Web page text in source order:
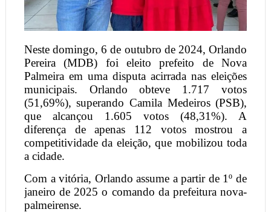
Neste domingo, 6 de outubro de 2024, Orlando
Pereira (MDB) foi eleito prefeito de Nova
Palmeira em uma disputa acirrada nas eleições
municipais. Orlando obteve 1.717 votos
(51,69%), superando Camila Medeiros (PSB),
que alcançou 1.605 votos (48,31%). A
diferença de apenas 112 votos mostrou a
competitividade da eleição, que mobilizou toda
a cidade.
Com a vitória, Orlando assume a partir de 1º de
janeiro de 2025 o comando da prefeitura nova-
palmeirense.